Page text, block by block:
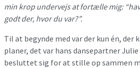
min krop undervejs at fortælle mig:
godt der, hvor du var?”.
Til at begynde med var der kun én, der
planer, det var hans dansepartner Julie
besluttet sig for at stille op sammen